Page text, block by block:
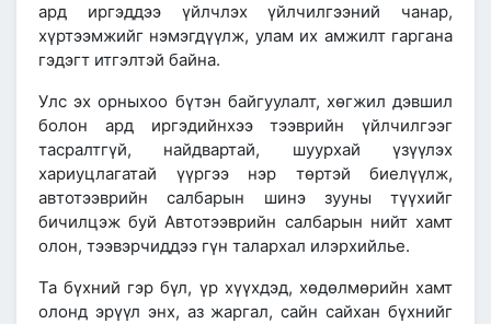
ард иргэддээ үйлчлэх үйлчилгээний чанар,
хүртээмжийг нэмэгдүүлж, улам их амжилт гаргана
гэдэгт итгэлтэй байна.
Улс эх орныхоо бүтэн байгуулалт, хөгжил дэвшил
болон ард иргэдийнхээ тээврийн үйлчилгээг
тасралтгүй, найдвартай, шуурхай үзүүлэх
хариуцлагатай үүргээ нэр төртэй биелүүлж,
автотээврийн салбарын шинэ зууны түүхийг
бичилцэж буй Автотээврийн салбарын нийт хамт
олон, тээвэрчиддээ гүн талархал илэрхийлье.
Та бүхний гэр бүл, үр хүүхдэд, хөдөлмөрийн хамт
олонд эрүүл энх, аз жаргал, сайн сайхан бүхнийг